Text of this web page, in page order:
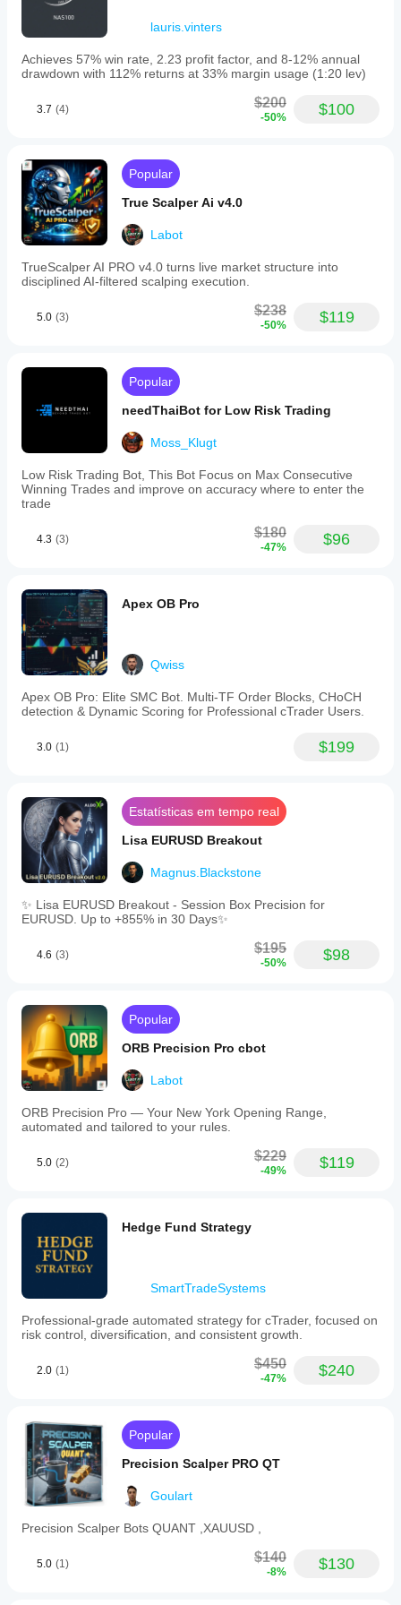
do corretor,
e da
qualidade de
execução.
no seu
compreender
como
funciona em
utilização
real.
lauris.vinters
Achieves 57% win rate, 2.23 profit factor, and 8-12% annual
drawdown with 112% returns at 33% margin usage (1:20 lev)
3.7 (4) $200
-50% $100
Popular
True Scalper Ai v4.0
Labot
TrueScalper AI PRO v4.0 turns live market structure into
disciplined AI-filtered scalping execution.
5.0 (3) $238
-50% $119
Popular
needThaiBot for Low Risk Trading
Moss_Klugt
Low Risk Trading Bot, This Bot Focus on Max Consecutive
Winning Trades and improve on accuracy where to enter the
trade
4.3 (3) $180
-47% $96
Apex OB Pro
Qwiss
Apex OB Pro: Elite SMC Bot. Multi-TF Order Blocks, CHoCH
detection & Dynamic Scoring for Professional cTrader Users.
3.0 (1) $199
Estatísticas em tempo real
Lisa EURUSD Breakout
Magnus.Blackstone
✨ Lisa EURUSD Breakout - Session Box Precision for
EURUSD. Up to +855% in 30 Days✨
4.6 (3) $195
-50% $98
Popular
ORB Precision Pro cbot
Labot
ORB Precision Pro — Your New York Opening Range,
automated and tailored to your rules.
5.0 (2) $229
-49% $119
Hedge Fund Strategy
SmartTradeSystems
Professional-grade automated strategy for cTrader, focused on
risk control, diversification, and consistent growth.
2.0 (1) $450
-47% $240
Popular
Precision Scalper PRO QT
Goulart
Precision Scalper Bots QUANT ,XAUUSD ,
5.0 (1) $140
-8% $130